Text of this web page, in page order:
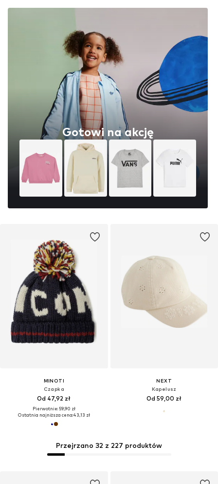
Gotowi na akcję
MINOTI
Czapka
Od 47,92 zł
Pierwotnie: 59,90 zł
Ostatnia najniższa cena:43,13 zł
NEXT
Kapelusz
Od 59,00 zł
Przejrzano 32 z 227 produktów